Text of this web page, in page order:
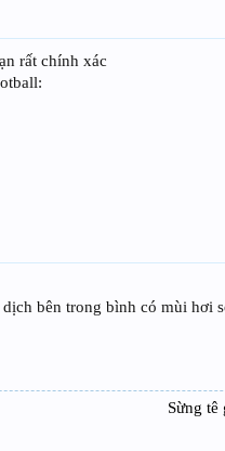
rất chính xác
bên trong bình có mùi hơi
Sừng